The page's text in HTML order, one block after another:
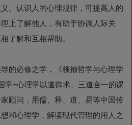
。认识人的心理规律，可提高人的
上了解他人，有助于协调人际关
了解和互相帮助。
的必修之学，《领袖哲学与心理学
学+心理学以道御术、三道合一的课
顾问，用儒、释、道、易等中国传
和心理学，解读现代管理的用人之